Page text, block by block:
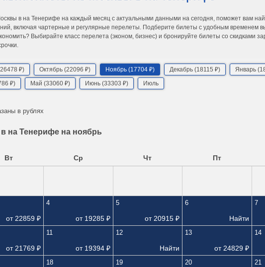
в на Тенерифе на каждый месяц с актуальными данными на сегодня, поможет вам
включая чартерные и регулярные перелеты. Подберите билеты с удобным временем
Выбирайте класс перелета (эконом, бизнес) и бронируйте билеты со скидками
₽) Октябрь (22096 ₽) Ноябрь (17704 ₽) Декабрь (18115 ₽) Январь
₽) Май (33060 ₽) Июнь (33303 ₽) Июль
в рублях
на Тенерифе на ноябрь
Вт Ср Чт Пт
от 22859 ₽
4
от 19285 ₽
5
от 20915 ₽
6
Найти
7
от 21769 ₽
11
от 19394 ₽
12
Найти
13
от 24829 ₽
14
18 19 20 21